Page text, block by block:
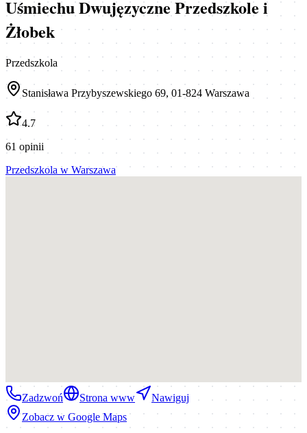
Uśmiechu Dwujęzyczne Przedszkole i
Żłobek
Przedszkola
Stanisława Przybyszewskiego 69, 01-824 Warszawa
4.7
61 opinii
Przedszkola w Warszawa
Zadzwoń Strona www
Nawiguj
Zobacz w Google Maps